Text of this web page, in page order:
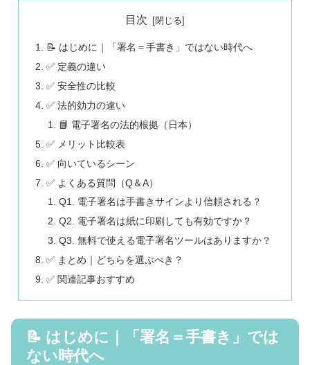
目次
📝 はじめに｜「署名＝手書き」ではない時代へ
✅ 定義の違い
✅ 安全性の比較
✅ 法的効力の違い
📘 電子署名の法的根拠（日本）
✅ メリット比較表
✅ 向いているシーン
✅ よくある質問（Q＆A）
Q1. 電子署名は手書きサインより信頼される？
Q2. 電子署名は紙に印刷しても有効ですか？
Q3. 無料で使える電子署名ツールはありますか？
✅ まとめ｜どちらを選ぶべき？
✅ 関連記事おすすめ
📝 はじめに｜「署名＝手書き」では
ない時代へ